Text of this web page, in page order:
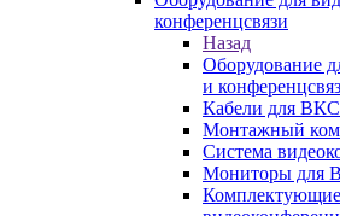
конференцсвязи
Назад
Оборудование
и
Кабели для ВКС
Монтажный
Система
Мониторы для
Комплектующие